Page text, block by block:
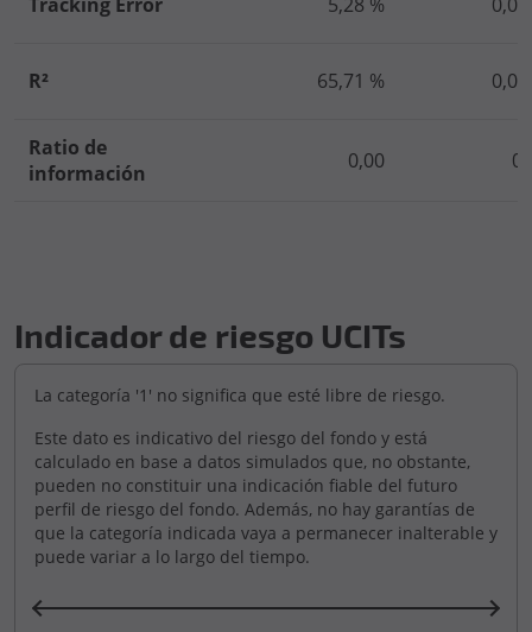
R² 65,71 %
Ratio de
información
0,00
Indicador de riesgo UCITs
La categoría '1' no significa que esté libre de riesgo.
Este dato es indicativo del riesgo del fondo y está
calculado en base a datos simulados que, no obstante,
pueden no constituir una indicación fiable del futuro
perfil de riesgo del fondo. Además, no hay garantías de
que la categoría indicada vaya a permanecer inalterable y
puede variar a lo largo del tiempo.